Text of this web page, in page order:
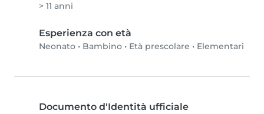
> 11 anni
Esperienza con età
Neonato • Bambino • Età prescolare • Elementari
Documento d'Identità ufficiale